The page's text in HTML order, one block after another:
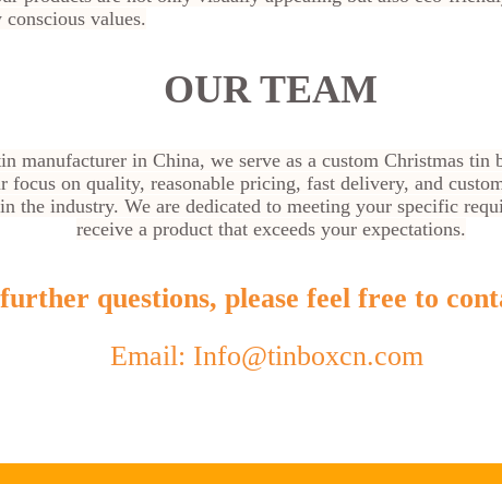
values.
OUR TEAM
manufacturer in China, we serve as a custom Christmas tin
on quality, reasonable pricing, fast delivery, and
the industry. We are dedicated to meeting your specific
receive a product that exceeds your expectations.
questions, please feel free to
Email: Info@tinboxcn.com